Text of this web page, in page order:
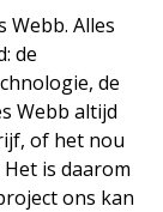
Webb. Alles
de
de
Webb altijd
of het nou
is daarom
ons kan